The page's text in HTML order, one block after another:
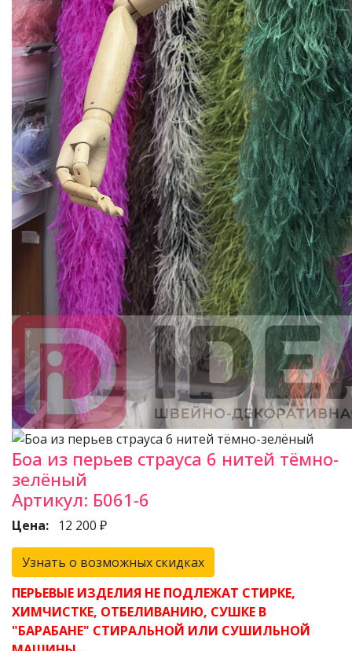
Боа из перьев страуса 6 нитей тёмно-
зелёный
Артикул: Б061-6
Цена: 12 200 ₽
Узнать о возможных скидках
ПЕРЬЕВЫЕ ИЗДЕЛИЯ НЕ ПОДЛЕЖАТ СТИРКЕ,
ХИМЧИСТКЕ, ОТБЕЛИВАНИЮ, СУШКЕ В
"БАРАБАНЕ" СТИРАЛЬНОЙ ИЛИ СУШИЛЬНОЙ